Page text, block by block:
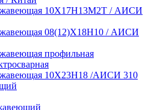
10Х17Н13М2Т / АИСИ
08(12)Х18Н10 / АИСИ
профильная
10Х23Н18 /АИСИ 310